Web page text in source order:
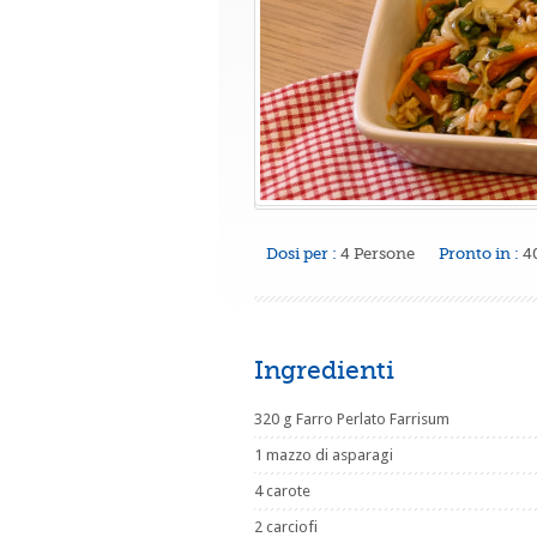
Dosi per : 4 Persone Pronto in :
Ingredienti
320 g Farro Perlato Farrisum
1 mazzo di asparagi
4 carote
2 carciofi